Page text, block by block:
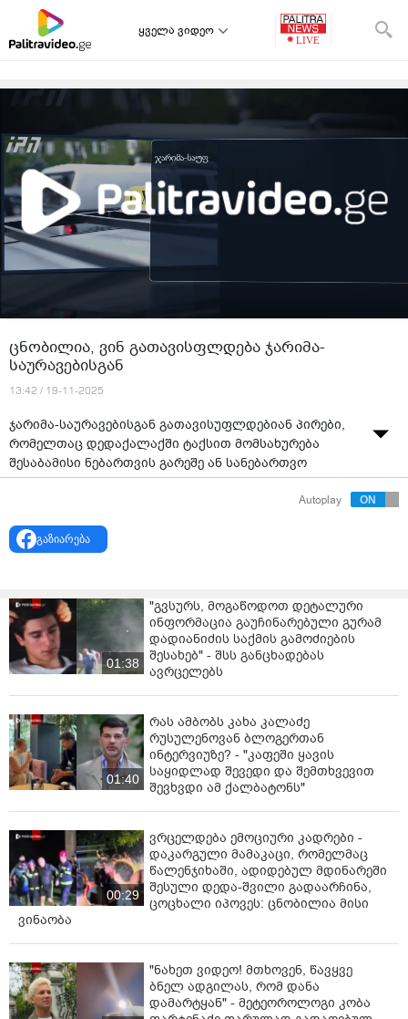
ყველა ვიდეო
ცნობილია, ვინ გათავისფლდება ჯარიმა-
საურავებისგან
13:42 / 19-11-2025
ჯარიმა-საურავებისგან გათავისუფლდებიან პირები,
რომელთაც დედაქალაქში ტაქსით მომსახურება
შესაბამისი ნებართვის გარეშე ან სანებართვო
პირობების დარღვევით განახორციელეს.
“ქართული ოცნების“ დეპუტატებმა წარადგინეს. ტაქსის
მძღოლები ასევე გათავისუფლდებიან ნებართვის
ინიციატორთა ინფორმაციით, 2025 წლის ოქტომბრის
სტატისტიკური მონაცემებით, თბილისის
მუნიციპალიტეტის მიერ დარიცხულმა სანქციებმა
მნიშვნელოვანი მასშტაბი შეიძინა.
“კერძოდ, ა) 1354 მუხლის პირველი ნაწილის
მიხედვით ნებართვის მფლობელებზე, ნებართვის
გაცემის ფასის გადაუხდელობის მიზეზით შედგენილი
და აღუსრულებელია: - გადაუხდელი ჯარიმა – 6 832
საქმე, 656 542 ლარი; ბ) გადაუხდელი ჯარიმა +
საურავი – 15 400 საქმე, 4 865 000 ლარი; გ)
აღსასრულებლადგადაცემული და ჯერ არ
აღსრულებული – 3 394 საქმე, 1 115 942 ლარი; დ)
გასაჩივრებულია 814 საქმე, 178 840 ლარი.
1354 მუხლის მეორე ნაწილის მიხედვით შედგენილი
და აღუსრულებელია: ა) გადაუხდელი ჯარიმა – 787
საქმე, 157 400 ლარი; ბ) გადაუხდელი ჯარიმა +
საურავი – 417 საქმე, 250 200 ლარი; გ)
აღსასრულებლად გადაცემული და ჯერ არ
აღსრულებული – 834 საქმე, 500 400 ლარი; დ)
გასაჩივრებულია 722 საქმე, 218 600 ლარი.
Autoplay
გაზიარება
01:38
"გვსურს, მოგაწოდოთ დეტალური
ინფორმაცია გაუჩინარებული გურამ
დადიანიძის საქმის გამოძიების
შესახებ" - შსს განცხადებას
ავრცელებს
01:40
რას ამბობს კახა კალაძე
რუსულენოვან ბლოგერთან
ინტერვიუზე? - "კაფეში ყავის
საყიდლად შევედი და შემთხვევით
შევხვდი ამ ქალბატონს"
00:29
ვრცელდება ემოციური კადრები -
დაკარგული მამაკაცი, რომელმაც
წალენჯიხაში, ადიდებულ მდინარეში
შესული დედა-შვილი გადაარჩინა,
ცოცხალი იპოვეს: ცნობილია მისი
ვინაობა
"ნახეთ ვიდეო! მთხოვენ, წავყვე
ბნელ ადგილას, რომ დანა
დამარტყან" - მეტეოროლოგი კობა